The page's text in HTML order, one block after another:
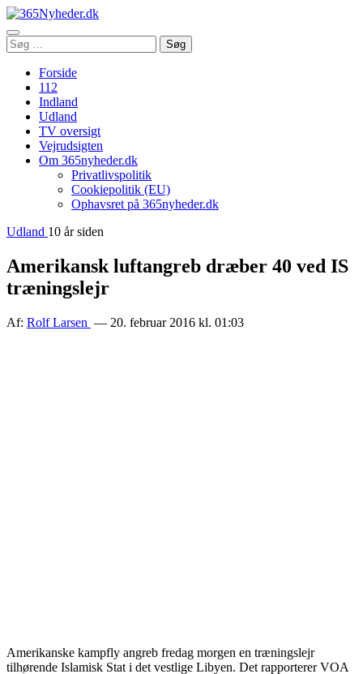
Åbn
menu
Søg
efter:
Søg
Forside
112
Indland
Udland
TV oversigt
Vejrudsigten
Om 365nyheder.dk
Privatlivspolitik
Cookiepolitik (EU)
Ophavsret på 365nyheder.dk
Udland 10 år siden
Amerikansk luftangreb dræber 40 ved IS
træningslejr
Af: Rolf Larsen — 20. februar 2016 kl. 01:03
Amerikanske kampfly angreb fredag morgen en træningslejr
tilhørende Islamisk Stat i det vestlige Libyen. Det rapporterer VOA